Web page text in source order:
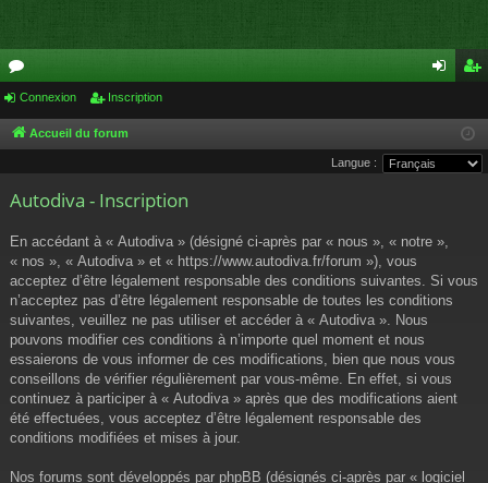
or
u
s
cri
pti
Connexion Inscription
Accueil du forum
Langue :
Autodiva - Inscription
En accédant à « Autodiva » (désigné ci-après par « nous », « notre »,
« nos », « Autodiva » et « https://www.autodiva.fr/forum »), vous
acceptez d’être légalement responsable des conditions suivantes. Si vous
n’acceptez pas d’être légalement responsable de toutes les conditions
suivantes, veuillez ne pas utiliser et accéder à « Autodiva ». Nous
pouvons modifier ces conditions à n’importe quel moment et nous
essaierons de vous informer de ces modifications, bien que nous vous
conseillons de vérifier régulièrement par vous-même. En effet, si vous
continuez à participer à « Autodiva » après que des modifications aient
été effectuées, vous acceptez d’être légalement responsable des
conditions modifiées et mises à jour.
Nos forums sont développés par phpBB (désignés ci-après par « logiciel